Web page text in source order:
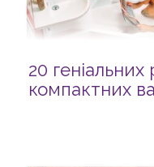
20 геніальних
компактних